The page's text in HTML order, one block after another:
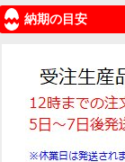
納期の目安